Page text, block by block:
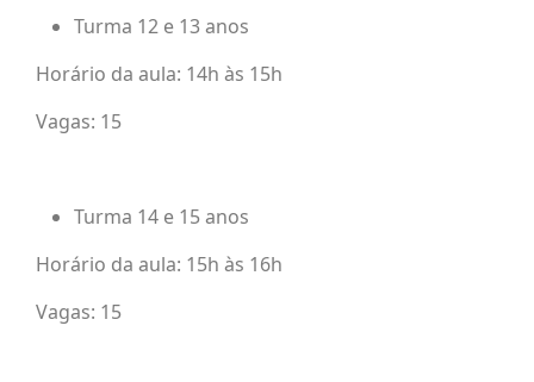
Turma 12 e 13 anos
Horário da aula: 14h às 15h
Vagas: 15
Turma 14 e 15 anos
Horário da aula: 15h às 16h
Vagas: 15